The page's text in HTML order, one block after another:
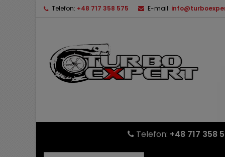
Telefon: +48 717 358 575 E-mail:
Telefon: +48 717 358